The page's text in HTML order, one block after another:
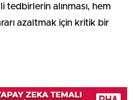
tedbirlerin alınması, hem
azaltmak için kritik bir